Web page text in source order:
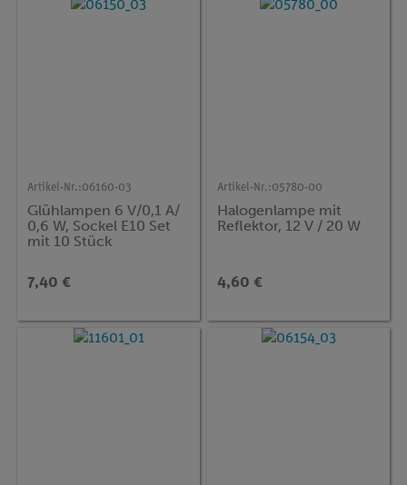
Artikel-Nr.:06160-03
Glühlampen 6 V/0,1 A/
0,6 W, Sockel E10 Set
mit 10 Stück
7,40 €
Artikel-Nr.:05780-00
Halogenlampe mit
Reflektor, 12 V / 20 W
4,60 €